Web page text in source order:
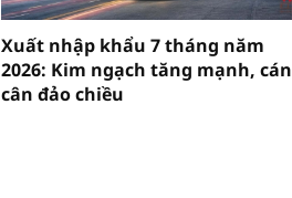
Xuất nhập khẩu 7 tháng năm
2026: Kim ngạch tăng mạnh, cán
cân đảo chiều